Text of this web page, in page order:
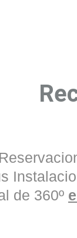
de 360º